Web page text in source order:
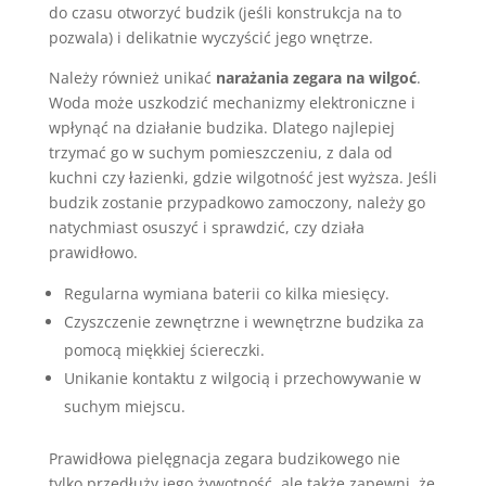
do czasu otworzyć budzik (jeśli konstrukcja na to
pozwala) i delikatnie wyczyścić jego wnętrze.
Należy również unikać narażania zegara na wilgoć.
Woda może uszkodzić mechanizmy elektroniczne i
wpłynąć na działanie budzika. Dlatego najlepiej
trzymać go w suchym pomieszczeniu, z dala od
kuchni czy łazienki, gdzie wilgotność jest wyższa. Jeśli
budzik zostanie przypadkowo zamoczony, należy go
natychmiast osuszyć i sprawdzić, czy działa
prawidłowo.
Regularna wymiana baterii co kilka miesięcy.
Czyszczenie zewnętrzne i wewnętrzne budzika za
pomocą miękkiej ściereczki.
Unikanie kontaktu z wilgocią i przechowywanie w
suchym miejscu.
Prawidłowa pielęgnacja zegara budzikowego nie